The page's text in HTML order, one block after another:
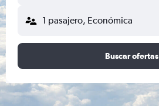
1 pasajero, Económica
Buscar ofertas